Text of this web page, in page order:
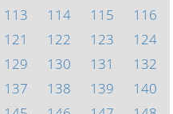
113 114 115
116
121 122 123
124
129 130 131
132
137 138 139
140